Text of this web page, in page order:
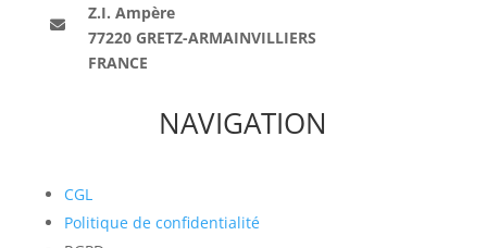
Z.I. Ampère
77220 GRETZ-ARMAINVILLIERS
FRANCE
NAVIGATION
CGL
Politique de confidentialité